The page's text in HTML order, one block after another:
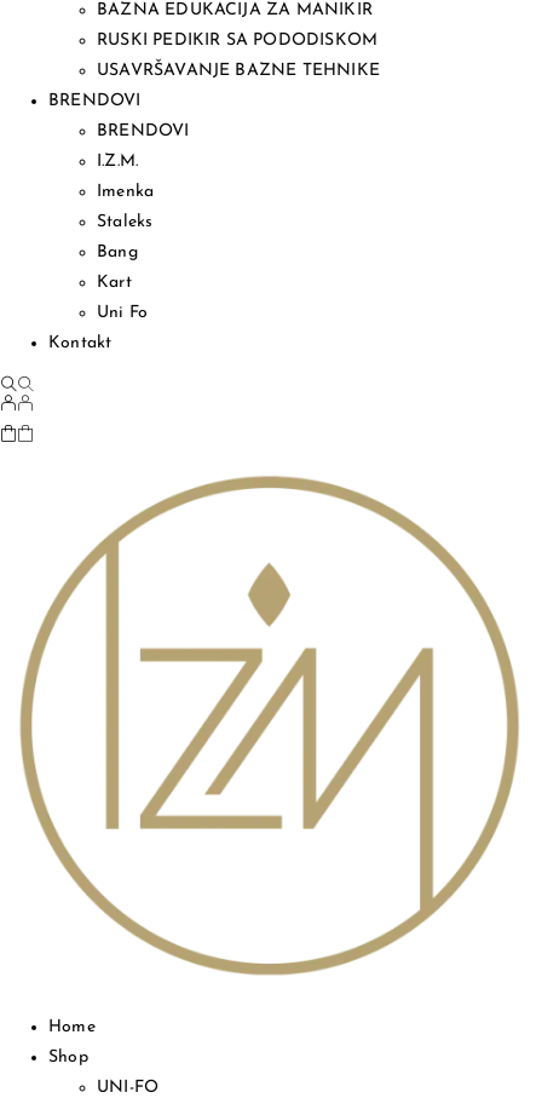
BAZNA EDUKACIJA ZA MANIKIR
RUSKI PEDIKIR SA PODODISKOM
USAVRŠAVANJE BAZNE TEHNIKE
BRENDOVI
BRENDOVI
I.Z.M.
Imenka
Staleks
Bang
Kart
Uni Fo
Kontakt
Home
Shop
UNI-FO